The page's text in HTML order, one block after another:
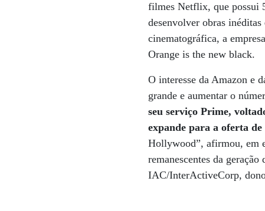
filmes Netflix, que possui
desenvolver obras
cinematográfica, a
Orange is the new black.
O interesse da Amazon e
grande e aumentar o
seu serviço Prime,
expande para a oferta
Hollywood”, afirmou, em
remanescentes da
IAC/InterActiveCorp,